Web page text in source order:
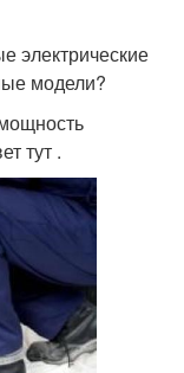
электрические
модели?
тут .